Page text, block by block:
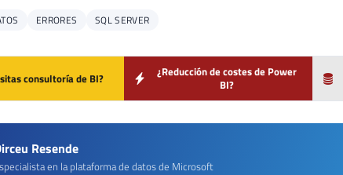
ERRORES SQL SERVER
consultoría de BI?
¿Reducción de costes de Power
BI?
Resende
en la plataforma de datos de Microsoft